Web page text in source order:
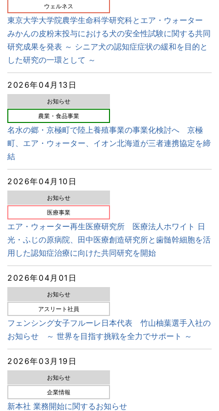
ウェルネス
東京大学大学院農学生命科学研究科とエア・ウォーター
みかんの皮粉末投与における犬の安全性試験に関する共同
研究成果を発表 ～ シニア犬の認知症症状の緩和を目的と
した研究の一環として ～
2026年04月13日
お知らせ
農業・食品事業
名水の郷・京極町で陸上養殖事業の事業化検討へ 京極
町、エア・ウォーター、イオン北海道が三者連携協定を締
結
2026年04月10日
お知らせ
医療事業
エア・ウォーター再生医療研究所 医療法人ホワイト 日
光・ふじの原病院、田中医療創造研究所と歯髄幹細胞を活
用した認知症治療に向けた共同研究を開始
2026年04月01日
お知らせ
アスリート社員
フェンシング女子フルーレ日本代表 竹山柚葉選手入社の
お知らせ ～ 世界を目指す挑戦を全力でサポート ～
2026年03月19日
お知らせ
企業情報
新本社 業務開始に関するお知らせ